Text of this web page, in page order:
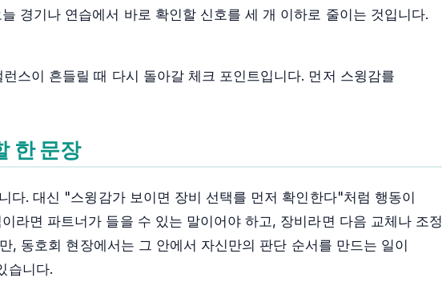
경기나 연습에서 바로 확인할 신호를 세 개 이하로 줄이는 것입니다.
스이 흔들릴 때 다시 돌아갈 체크 포인트입니다. 먼저 스윙감를
한 문장
. 대신 "스윙감가 보이면 장비 선택를 먼저 확인한다"처럼 행동이
라면 파트너가 들을 수 있는 말이어야 하고, 장비라면 다음 교체나 조정
, 동호회 현장에서는 그 안에서 자신만의 판단 순서를 만드는 일이
습니다.